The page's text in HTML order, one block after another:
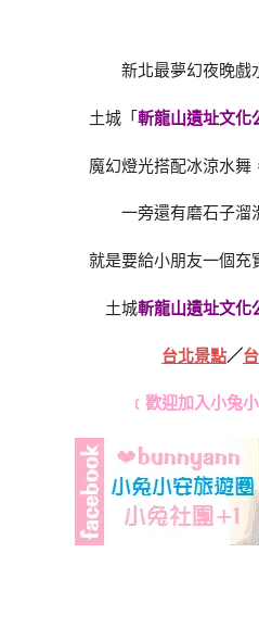
新北最夢幻夜晚戲
土城「 斬龍山遺址文化
魔幻燈光搭配冰涼水舞
一旁還有磨石子溜
就是要給小朋友一個充
土城斬龍山遺址文化
台北景點／
﹝歡迎加入小兔